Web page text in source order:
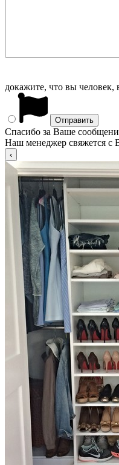
докажите, что вы человек,
Спасибо за Ваше
Наш менеджер свяжется с